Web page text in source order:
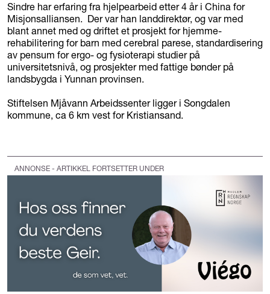
Sindre har erfaring fra hjelpearbeid etter 4 år i China for
Misjonsalliansen. Der var han landdirektør, og var med
blant annet med og driftet et prosjekt for hjemme-
rehabilitering for barn med cerebral parese, standardisering
av pensum for ergo- og fysioterapi studier på
universitetsnivå, og prosjekter med fattige bønder på
landsbygda i Yunnan provinsen.
Stiftelsen Mjåvann Arbeidssenter ligger i Songdalen
kommune, ca 6 km vest for Kristiansand.
ANNONSE - ARTIKKEL FORTSETTER UNDER